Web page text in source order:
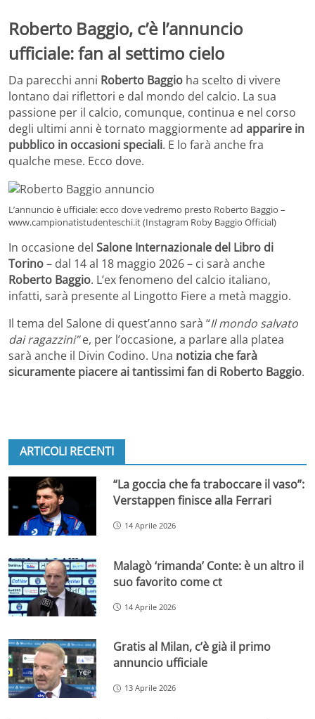
Roberto Baggio, c’è l’annuncio
ufficiale: fan al settimo cielo
Da parecchi anni Roberto Baggio ha scelto di vivere
lontano dai riflettori e dal mondo del calcio. La sua
passione per il calcio, comunque, continua e nel corso
degli ultimi anni è tornato maggiormente ad apparire in
pubblico in occasioni speciali. E lo farà anche fra
qualche mese. Ecco dove.
L’annuncio è ufficiale: ecco dove vedremo presto Roberto Baggio –
www.campionatistudenteschi.it (Instagram Roby Baggio Official)
In occasione del Salone Internazionale del Libro di
Torino– dal 14 al 18 maggio 2026 – ci sarà anche
Roberto Baggio. L’ex fenomeno del calcio italiano,
infatti, sarà presente al Lingotto Fiere a metà maggio.
Il tema del Salone di quest’anno sarà “Il mondo salvato
dai ragazzini”e, per l’occasione, a parlare alla platea
sarà anche il Divin Codino. Una notizia che farà
sicuramente piacere ai tantissimi fan di Roberto Baggio.
ARTICOLI RECENTI
“La goccia che fa traboccare il vaso”:
Verstappen finisce alla Ferrari
14 Aprile 2026
Malagò ‘rimanda’ Conte: è un altro il
suo favorito come ct
14 Aprile 2026
Gratis al Milan, c’è già il primo
annuncio ufficiale
13 Aprile 2026